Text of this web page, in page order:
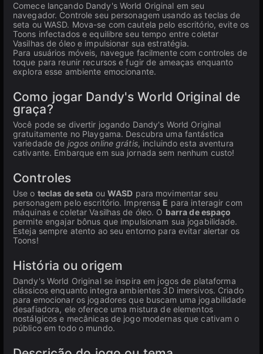
Comece lançando Dandy's World Original em seu
navegador. Controle seu personagem usando as teclas de
seta ou WASD. Mova-se com cautela pelo escritório, evite os
Toons infectados e equilibre seu tempo entre coletar
Vasilhas de óleo e impulsionar sua estratégia.
Para usuários móveis, navegue facilmente com controles de
toque para reunir recursos e fugir de ameaças enquanto
explora esse ambiente emocionante.
Como jogar Dandy's World Original de
graça?
Você pode se divertir jogando Dandy's World Original
gratuitamente no Playgama. Descubra uma fantástica
variedade de jogos online grátis, incluindo esta aventura
cativante. Embarque em sua jornada sem nenhum custo!
Controles
Use o teclas de seta ou WASD para movimentar seu
personagem pelo escritório. Imprensa E para interagir com
máquinas e coletar Vasilhas de óleo. O barra de espaço
permite engajar bônus que impulsionam sua jogabilidade.
Esteja sempre atento ao seu entorno para evitar alertar os
Toons!
História ou origem
Dandy's World Original se inspira em jogos de plataforma
clássicos enquanto integra ambientes 3D imersivos. Criado
para emocionar os jogadores que buscam uma jogabilidade
desafiadora, ele oferece uma mistura de elementos
nostálgicos e mecânicas de jogo modernas que cativam o
público em todo o mundo.